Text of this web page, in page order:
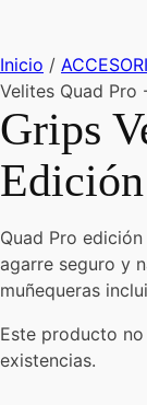
Inicio /
Velites Quad Pro
Grips
Quad Pro
agarre seguro y
muñequeras
Este producto
existencias.